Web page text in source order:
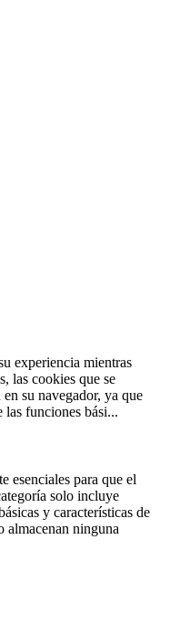
experiencia mientras
las cookies que se
su navegador, ya que
las funciones bási...
esenciales para que el
solo incluye
y características de
almacenan ninguna